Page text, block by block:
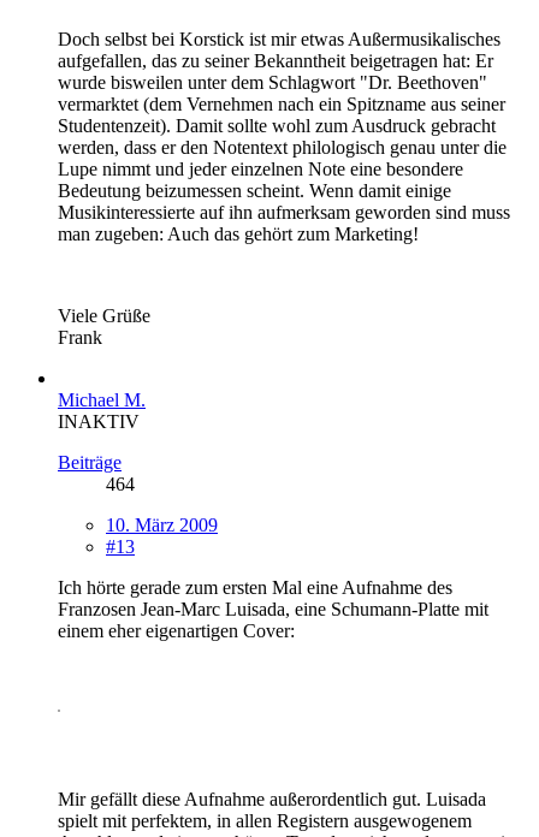
Doch selbst bei Korstick ist mir etwas Außermusikalisches
aufgefallen, das zu seiner Bekanntheit beigetragen hat: Er
wurde bisweilen unter dem Schlagwort "Dr. Beethoven"
vermarktet (dem Vernehmen nach ein Spitzname aus seiner
Studentenzeit). Damit sollte wohl zum Ausdruck gebracht
werden, dass er den Notentext philologisch genau unter die
Lupe nimmt und jeder einzelnen Note eine besondere
Bedeutung beizumessen scheint. Wenn damit einige
Musikinteressierte auf ihn aufmerksam geworden sind muss
man zugeben: Auch das gehört zum Marketing!
Viele Grüße
Frank
Michael M.
INAKTIV
Beiträge
464
10. März 2009
#13
Ich hörte gerade zum ersten Mal eine Aufnahme des
Franzosen Jean-Marc Luisada, eine Schumann-Platte mit
einem eher eigenartigen Cover:
Mir gefällt diese Aufnahme außerordentlich gut. Luisada
spielt mit perfektem, in allen Registern ausgewogenem